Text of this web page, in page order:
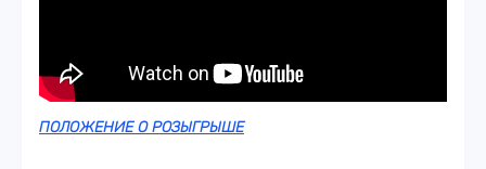
ПОЛОЖЕНИЕ О РОЗЫГРЫШЕ